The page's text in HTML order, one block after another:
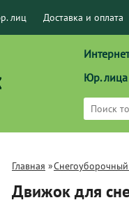
лиц Доставка и оплата
Юр. лица
Главная »
Движок для